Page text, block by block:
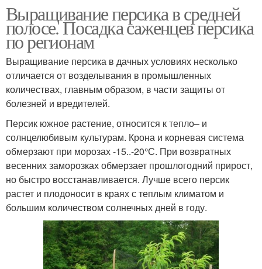
Выращивание персика в средней
полосе. Посадка саженцев персика
по регионам
Выращивание персика в дачных условиях несколько
отличается от возделывания в промышленных
количествах, главным образом, в части защиты от
болезней и вредителей.
Персик южное растение, относится к тепло– и
солнцелюбивым культурам. Крона и корневая система
обмерзают при морозах -15..-20°С. При возвратных
весенних заморозках обмерзает прошлогодний прирост,
но быстро восстанавливается. Лучше всего персик
растет и плодоносит в краях с теплым климатом и
большим количеством солнечных дней в году.